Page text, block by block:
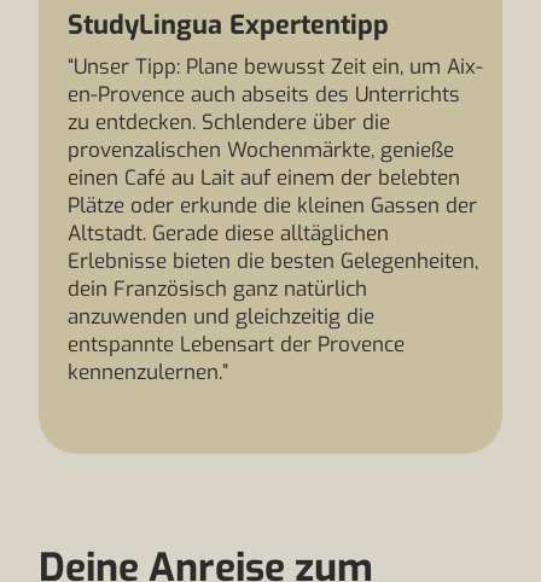
StudyLingua Expertentipp
“Unser Tipp: Plane bewusst Zeit ein, um Aix-
en-Provence auch abseits des Unterrichts
zu entdecken. Schlendere über die
provenzalischen Wochenmärkte, genieße
einen Café au Lait auf einem der belebten
Plätze oder erkunde die kleinen Gassen der
Altstadt. Gerade diese alltäglichen
Erlebnisse bieten die besten Gelegenheiten,
dein Französisch ganz natürlich
anzuwenden und gleichzeitig die
entspannte Lebensart der Provence
kennenzulernen.”
Deine Anreise zum